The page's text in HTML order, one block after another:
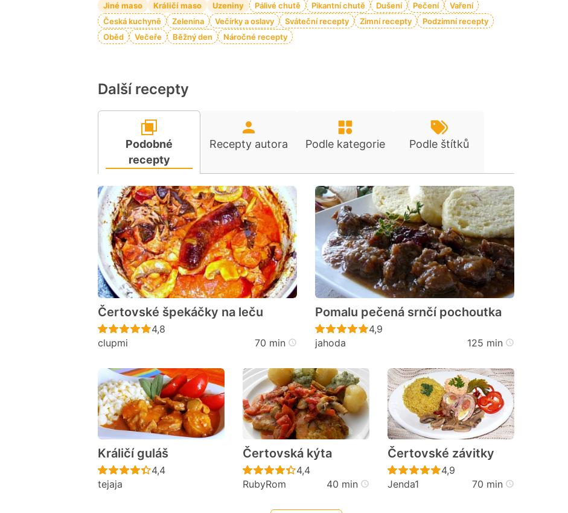
Jiné maso Králičí maso Uzeniny Pálivé chutě Pikantní chutě Dušení Pečení
Vaření
Česká kuchyně
Zelenina Večírky a oslavy Sváteční recepty Zimní recepty
Podzimní recepty
Oběd
Večeře Běžný den Náročné recepty
Další recepty
Podobné
recepty
Recepty autora Podle kategorie Podle štítků
Čertovské špekáčky na leču
Recept ještě nebyl hodnocen
4,8
clupmi
70 min
Pomalu pečená srnčí pochoutka
Recept ještě nebyl hodnocen
4,9
jahoda
125 min
Králičí guláš
Recept ještě nebyl hodnocen
4,4
tejaja
Čertovská kýta
Recept ještě nebyl hodnocen
4,4
RubyRom
40 min
Čertovské závitky
Recept ještě nebyl hodnocen
4,9
Jenda1
70 min